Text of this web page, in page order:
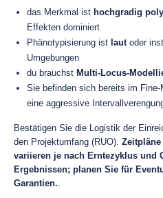
das Merkmal ist hochgradig
Effekten dominiert
Phänotypisierung ist lautoder
Umgebungen
du brauchst Multi-Locus-
Sie befinden sich bereits im
eine aggressive
Bestätigen Sie die Logistik der
den Projektumfang (RUO).
variieren je nach Erntezyklus und
Ergebnissen; planen Sie für
Garantien..